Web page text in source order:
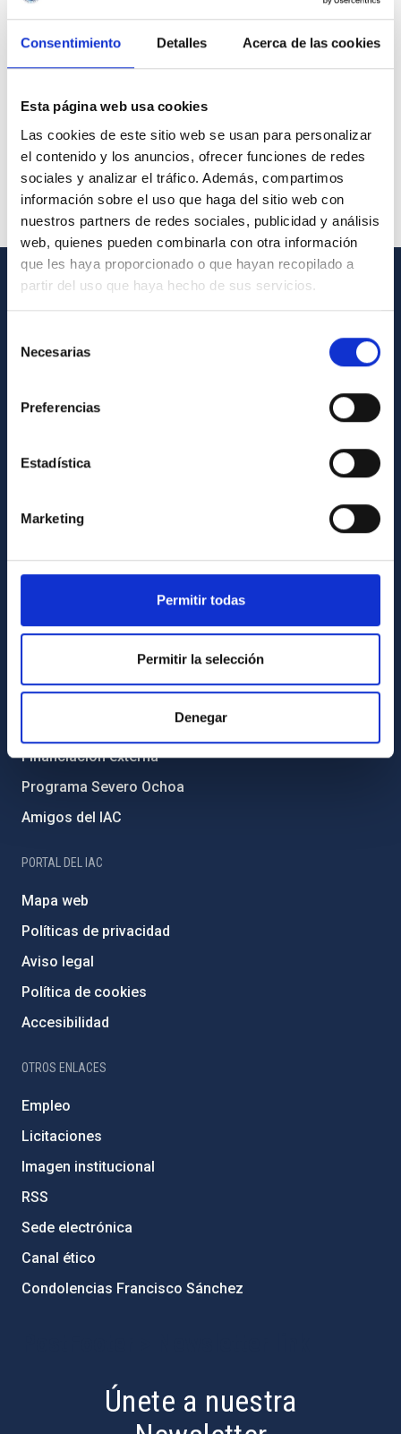
Consentimiento Detalles Acerca de las cookies
Esta página web usa cookies
Las cookies de este sitio web se usan para personalizar
el contenido y los anuncios, ofrecer funciones de redes
sociales y analizar el tráfico. Además, compartimos
información sobre el uso que haga del sitio web con
nuestros partners de redes sociales, publicidad y análisis
web, quienes pueden combinarla con otra información
que les haya proporcionado o que hayan recopilado a
partir del uso que haya hecho de sus servicios.
Necesarias
Preferencias
Estadística
Marketing
Permitir todas
Permitir la selección
Denegar
Directorio de personal
Registro general
Transparencia
Código ético y política antifraude
Igualdad y diversidad de género
Medio Ambiente y Sostenibilidad
Proyectos institucionales
Financiación externa
Programa Severo Ochoa
Amigos del IAC
PORTAL DEL IAC
Mapa web
Políticas de privacidad
Aviso legal
Política de cookies
Accesibilidad
OTROS ENLACES
Empleo
Licitaciones
Imagen institucional
RSS
Sede electrónica
Canal ético
Condolencias Francisco Sánchez
Únete a nuestra